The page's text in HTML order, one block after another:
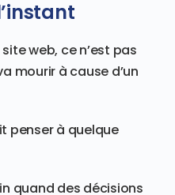
web, ce n’est pas
mourir à cause d’un
penser à quelque
quand des décisions